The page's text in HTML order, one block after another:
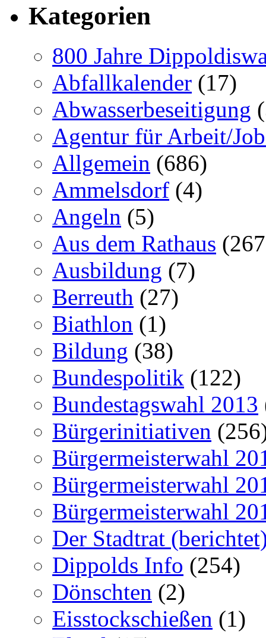
Kategorien
800 Jahre
Abfallkalender (17)
Abwasserbeseitigung
Agentur für Arbeit/
Allgemein (686)
Ammelsdorf (4)
Angeln (5)
Aus dem Rathaus
Ausbildung (7)
Berreuth (27)
Biathlon (1)
Bildung (38)
Bundespolitik (122)
Bundestagswahl 2013
Bürgerinitiativen
Bürgermeisterwahl
Bürgermeisterwahl
Bürgermeisterwahl
Der Stadtrat
Dippolds Info (254)
Dönschten (2)
Eisstockschießen (1)